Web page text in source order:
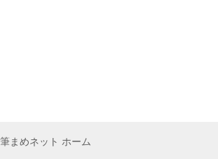
筆まめネット ホーム